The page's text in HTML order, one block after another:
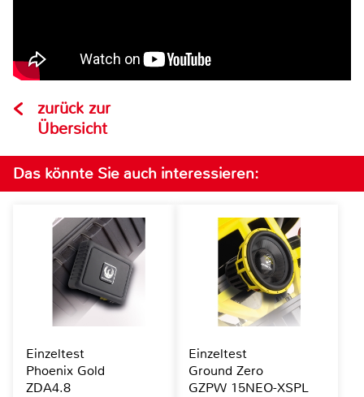
zurück zur
Übersicht
Das könnte Sie auch interessieren:
Einzeltest
Phoenix Gold
ZDA4.8
Einzeltest
Ground Zero
GZPW 15NEO-XSPL